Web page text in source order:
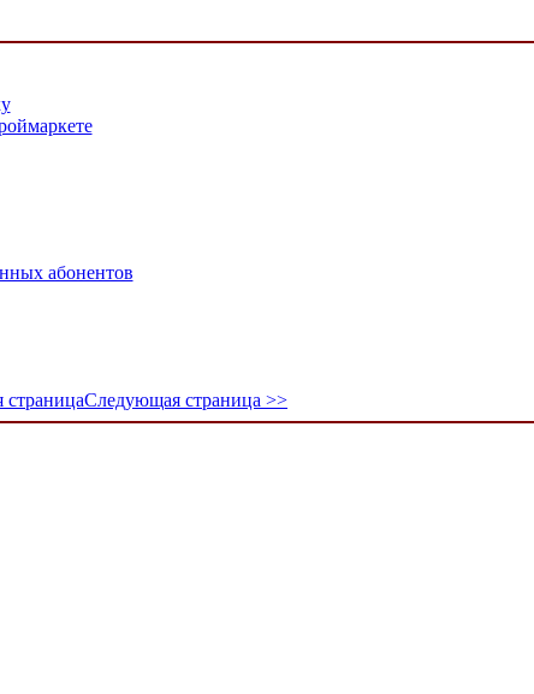
абонентов
Следующая страница >>